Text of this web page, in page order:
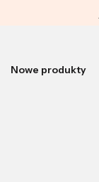
Nowe produkty